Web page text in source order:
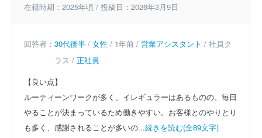
在籍時期：2025年頃 / 投稿日：2026年3月9日
回答者： 30代後半 / 女性 / 1年前 / 営業アシスタント / 社員ク
ラス / 正社員
【良い点】
ルーティーンワークが多く、イレギュラーはあるものの、毎日
やることが決まっているため働きやすい。お客様とのやりとり
も多く、感謝されることが多いの...続きを読む(全89文字)